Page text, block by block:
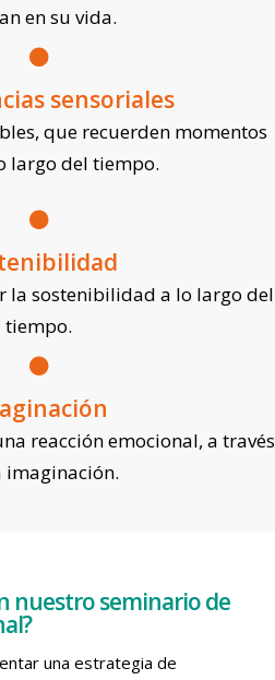
en su vida.
sensoriales
que recuerden momentos
largo del tiempo.
la sostenibilidad a lo largo del
tiempo.
reacción emocional, a través
imaginación.
nuestro seminario de
una estrategia de